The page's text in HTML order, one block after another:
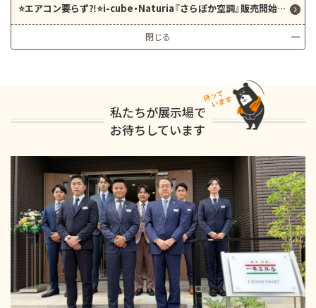
⭐️エアコン要らず⁈⭐️i-cube・Naturia『さらぽか空調』販売開始！⭐️
閉じる
私たちが展示場で
お待ちしています